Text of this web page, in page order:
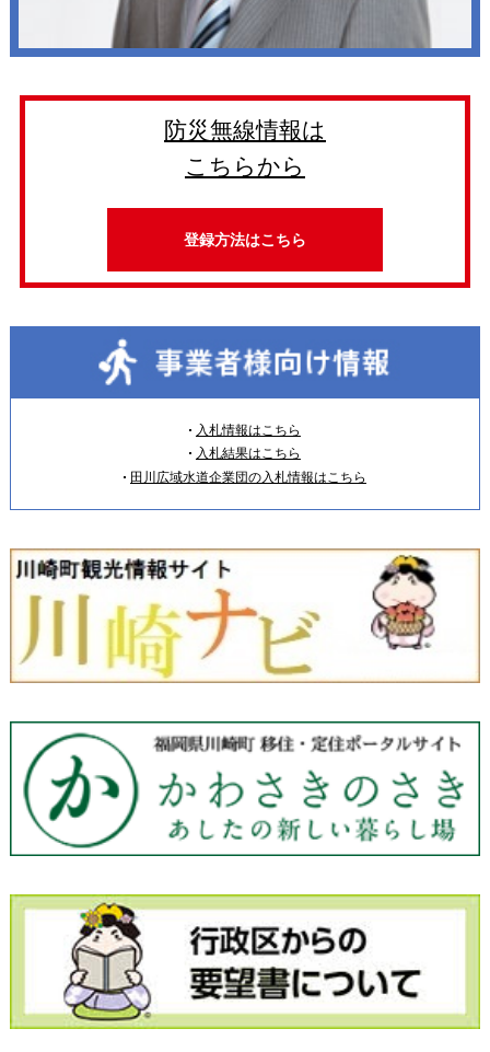
防災無線情報は
こちらから
登録方法はこちら
入札情報はこちら
入札結果はこちら
田川広域水道企業団の入札情報はこちら